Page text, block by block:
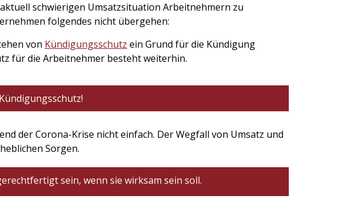
schwierigen Umsatzsituation Arbeitnehmern zu
folgendes nicht übergehen:
von Kündigungsschutz ein Grund für die Kündigung
für die Arbeitnehmer besteht weiterhin.
der Corona-Krise nicht einfach. Der Wegfall von Umsatz und
Sorgen.
sein, wenn sie wirksam sein soll.